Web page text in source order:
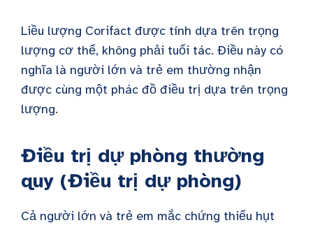
Liều lượng Corifact được tính dựa trên trọng
lượng cơ thể, không phải tuổi tác. Điều này có
nghĩa là người lớn và trẻ em thường nhận
được cùng một phác đồ điều trị dựa trên trọng
lượng.
Điều trị dự phòng thường
quy (Điều trị dự phòng)
Cả người lớn và trẻ em mắc chứng thiếu hụt